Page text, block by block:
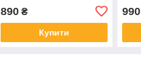
890₴
Купити
990